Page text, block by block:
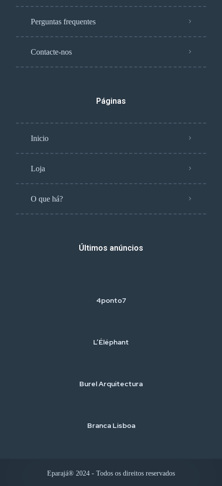
Perguntas frequentes
Contacte-nos
Páginas
Inicio
Loja
O que há?
Últimos anúncios
4ponto7
L’Éléphant
Burel Arquitectura
Branca Lisboa
Eparajá® 2024 - Todos os direitos reservados